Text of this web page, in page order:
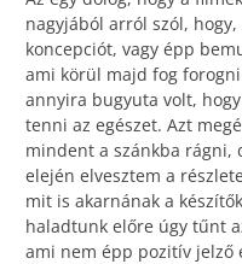
nagyjából arról szól,
koncepciót, vagy épp
ami körül majd fog
annyira bugyuta volt,
tenni az egészet. Azt
mindent a szánkba rágni,
elején elvesztem a
mit is akarnának a
haladtunk előre úgy tűnt
ami nem épp pozitív jelző